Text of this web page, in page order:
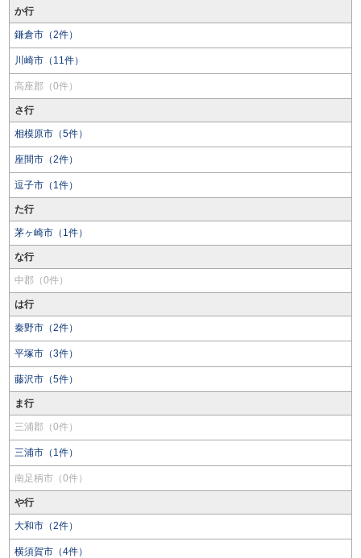
か行
鎌倉市（2件）
川崎市（11件）
高座郡（0件）
さ行
相模原市（5件）
座間市（2件）
逗子市（1件）
た行
茅ヶ崎市（1件）
な行
中郡（0件）
は行
秦野市（2件）
平塚市（3件）
藤沢市（5件）
ま行
三浦郡（0件）
三浦市（1件）
南足柄市（0件）
や行
大和市（2件）
横須賀市（4件）